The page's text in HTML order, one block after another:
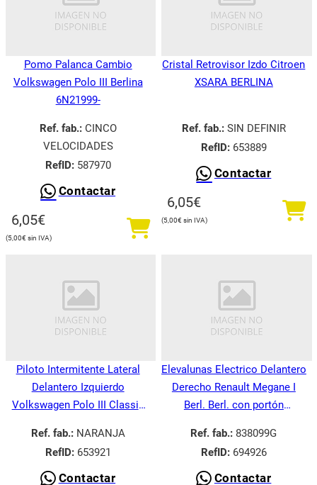
Pomo Palanca Cambio
Volkswagen Polo III Berlina
6N21999-
Ref. fab.:CINCO
VELOCIDADES
RefID:587970
Contactar
6,05€
5,00€
Cristal Retrovisor Izdo Citroen
XSARA BERLINA
Ref. fab.:SIN DEFINIR
RefID:653889
Contactar
6,05€
5,00€
Piloto Intermitente Lateral
Delantero Izquierdo
Volkswagen Polo III Classic
Ref. fab.:NARANJA
RefID:653921
Contactar
Elevalunas Electrico Delantero
Derecho Renault Megane I
Berl. Berl. con portón
Ref. fab.: 838099G
RefID:694926
Contactar